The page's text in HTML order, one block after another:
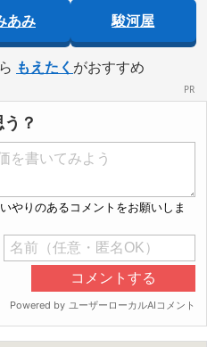
あみ 駿河屋
もえたく がおすすめ
？